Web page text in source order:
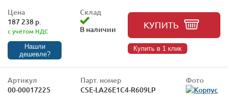
Цена
187 238 р.
с учётом НДС
Нашли
дешевле?
Склад
В наличии
КУПИТЬ
Купить в 1 клик
Артикул
00-00017225
Парт. номер
CSE-LA26E1C4-R609LP
Фото